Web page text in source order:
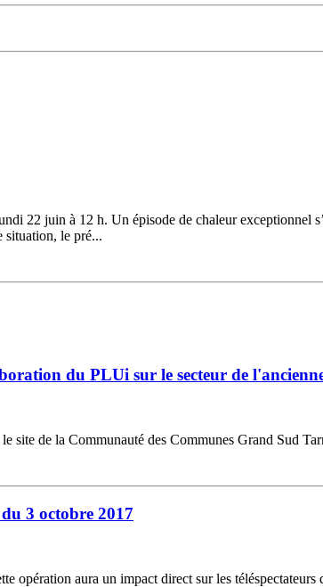
22 juin à 12 h. Un épisode de chaleur exceptionnel
situation, le pré...
du PLUi sur le secteur de
site de la Communauté des Communes Grand Sud
3 octobre 2017
opération aura un impact direct sur les